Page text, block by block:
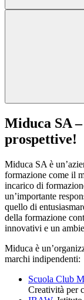
Miduca SA
prospettive!
Miduca SA è
formazione come il
incarico di
un’importante
quello di
della formazione
innovativi e un
Miduca è
marchi indipendenti:
Scuola Club
Creatività per